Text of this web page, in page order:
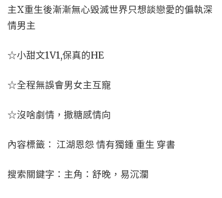
主X重生後漸漸無心毀滅世界只想談戀愛的偏執深
情男主
☆小甜文1V1,保真的HE
☆全程無誤會男女主互寵
☆沒啥劇情，撒糖感情向
內容標籤： 江湖恩怨 情有獨鍾 重生 穿書
搜索關鍵字：主角：舒晚，易沉瀾